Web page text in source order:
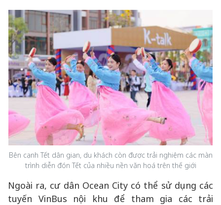
Bên cạnh Tết dân gian, du khách còn được trải nghiệm các màn
trình diễn đón Tết của nhiều nền văn hoá trên thế giới
Ngoài ra, cư dân Ocean City có thể sử dụng các
tuyến VinBus nội khu để tham gia các trải